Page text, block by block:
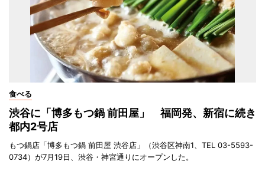
食べる
渋谷に「博多もつ鍋 前田屋」 福岡発、新宿に続き
都内2号店
もつ鍋店「博多もつ鍋 前田屋 渋谷店」（渋谷区神南1、TEL 03-5593-
0734）が7月19日、渋谷・神宮通りにオープンした。